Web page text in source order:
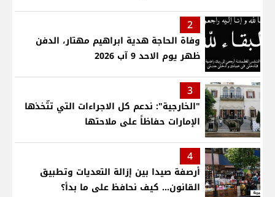
2
وفاة الحاجة هدية ابراهيم مهتار، الدفن
ظهر يوم الاحد 9 آب 2026
3
"الخارجية": ندعم كل الاجراءات التي تتّخذها
الإمارات حفاظاً على ملاحتها
4
أرصفة صيدا بين إزالة التعديات وتطبيق
القانون... كيف نحافظ على ما بدأ؟